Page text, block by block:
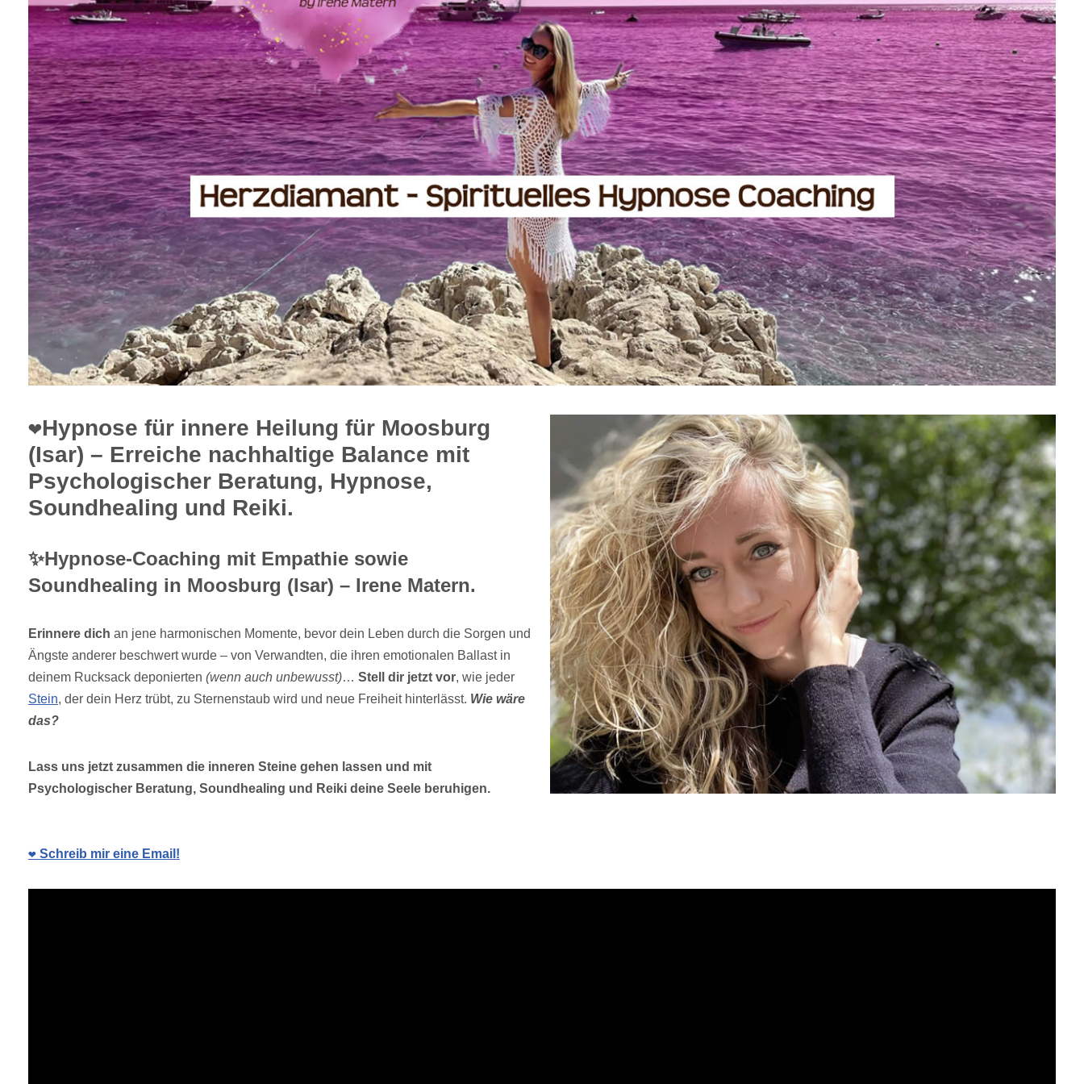
❤️Hypnose für innere Heilung für Moosburg
(Isar) – Erreiche nachhaltige Balance mit
Psychologischer Beratung, Hypnose,
Soundhealing und Reiki.
✨Hypnose-Coaching mit Empathie sowie
Soundhealing in Moosburg (Isar) – Irene Matern.
Erinnere dich an jene harmonischen Momente, bevor dein Leben durch die Sorgen und
Ängste anderer beschwert wurde – von Verwandten, die ihren emotionalen Ballast in
deinem Rucksack deponierten (wenn auch unbewusst)… Stell dir jetzt vor, wie jeder
Stein, der dein Herz trübt, zu Sternenstaub wird und neue Freiheit hinterlässt. Wie wäre
das?
Lass uns jetzt zusammen die inneren Steine gehen lassen und mit
Psychologischer Beratung, Soundhealing und Reiki deine Seele beruhigen.
❤️ Schreib mir eine Email!